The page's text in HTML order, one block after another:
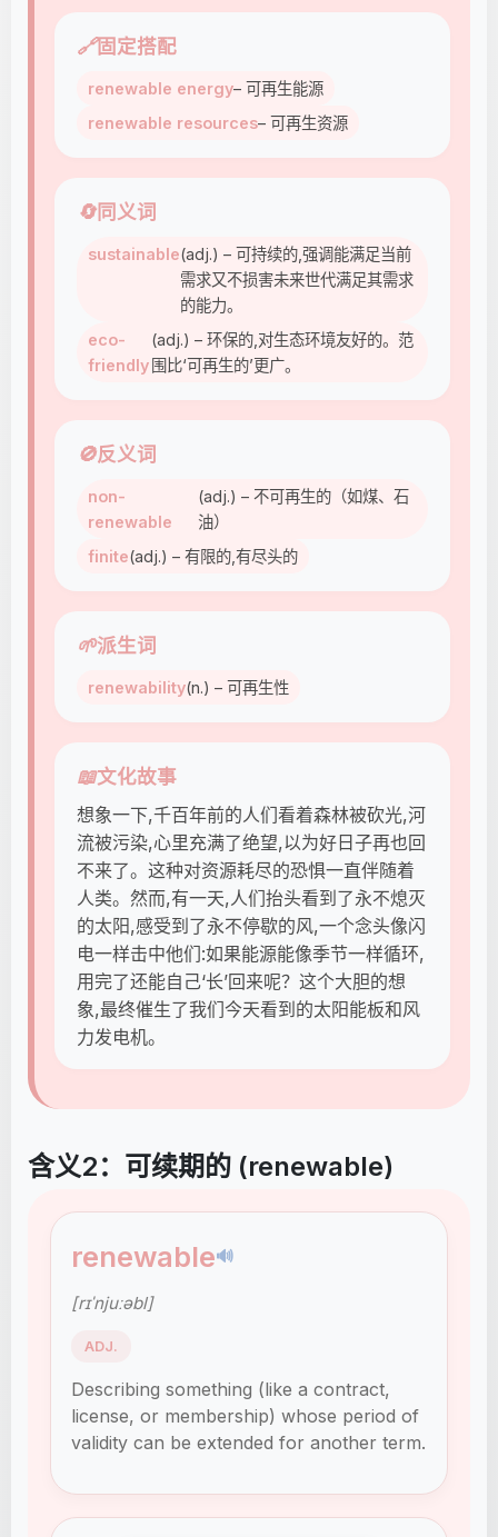
🔗固定搭配
renewable energy– 可再生能源
renewable resources– 可再生资源
🔄同义词
sustainable(adj.) – 可持续的,强调能满足当前
需求又不损害未来世代满足其需求
的能力。
eco-
friendly
(adj.) – 环保的,对生态环境友好的。范
围比‘可再生的’更广。
🚫反义词
non-
renewable
(adj.) – 不可再生的（如煤、石
油）
finite(adj.) – 有限的,有尽头的
🌱派生词
renewability(n.) – 可再生性
📖文化故事
想象一下,千百年前的人们看着森林被砍光,河
流被污染,心里充满了绝望,以为好日子再也回
不来了。这种对资源耗尽的恐惧一直伴随着
人类。然而,有一天,人们抬头看到了永不熄灭
的太阳,感受到了永不停歇的风,一个念头像闪
电一样击中他们:如果能源能像季节一样循环,
用完了还能自己‘长’回来呢？这个大胆的想
象,最终催生了我们今天看到的太阳能板和风
力发电机。
含义2：可续期的 (renewable)
renewable🔊
[rɪˈnjuːəbl]
ADJ.
Describing something (like a contract,
license, or membership) whose period of
validity can be extended for another term.